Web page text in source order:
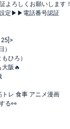
よろしくお願いします！
定▶︎▶︎電話番号認証
）
ひろ）
阪🔥
レ 食事 アニメ漫画
る👀